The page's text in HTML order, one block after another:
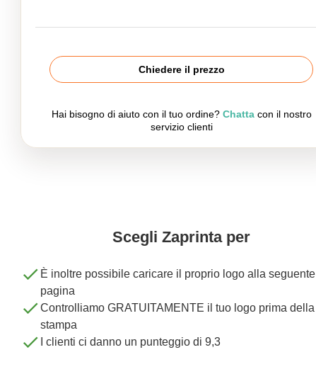
Chiedere il prezzo
Hai bisogno di aiuto con il tuo ordine? Chattacon il nostro
servizio clienti
Scegli Zaprinta per
È inoltre possibile caricare il proprio logo alla seguente
pagina
Controlliamo GRATUITAMENTE il tuo logo prima della
stampa
I clienti ci danno un punteggio di 9,3